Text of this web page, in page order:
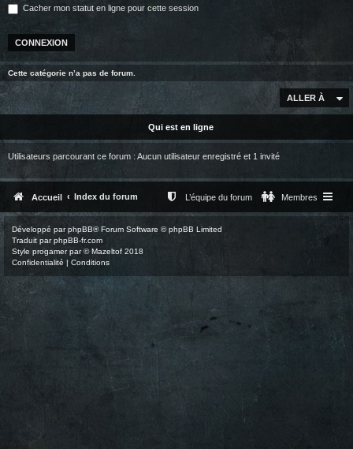
Cacher mon statut en ligne pour cette session
Cette catégorie n’a pas de forum.
ALLER À
Qui est en ligne
Utilisateurs parcourant ce forum : Aucun utilisateur enregistré et 1 invité
Accueil Index du forum Membres
L’équipe du forum
Développé parphpBB® Forum Software © phpBB Limited
Traduit parphpBB-fr.com
Style progamerpar ©Mazeltof 2018
Confidentialité | Conditions